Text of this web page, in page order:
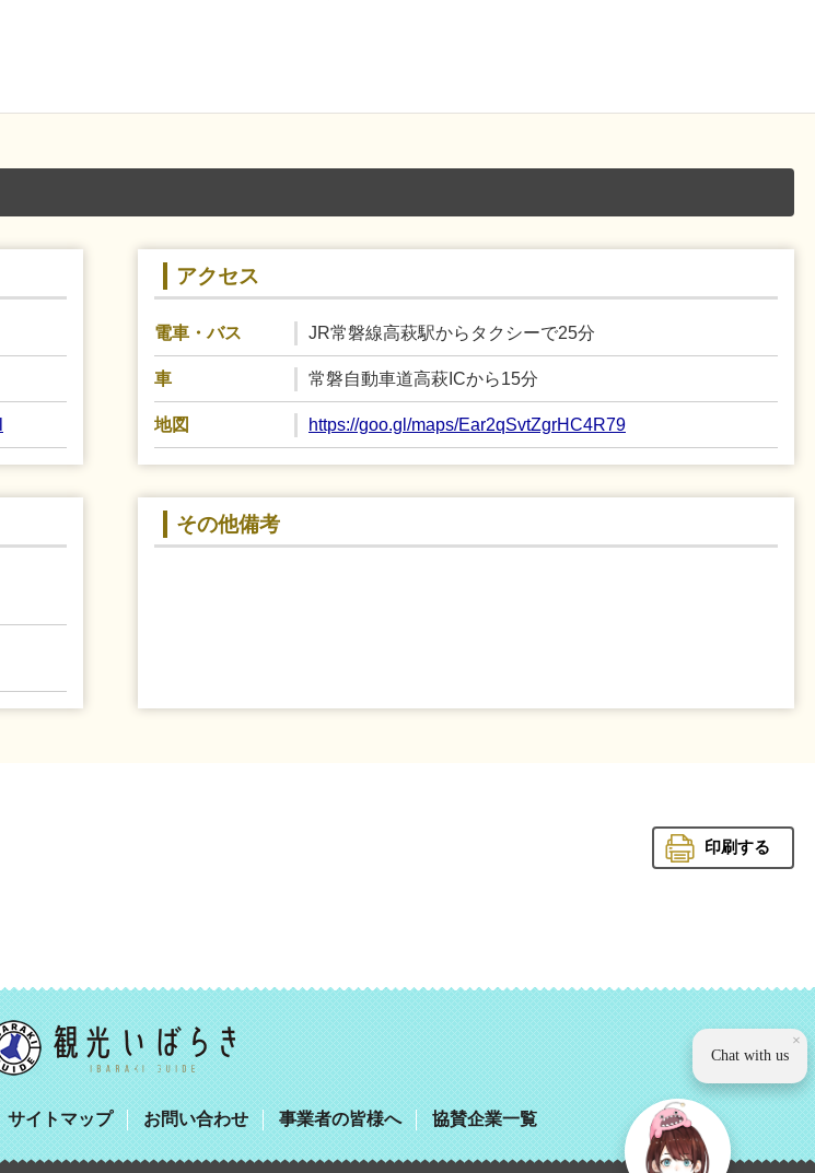
アクセス
電車・バス JR常磐線高萩駅からタクシーで25分
車 常磐自動車道高萩ICから15分
地図 https://goo.gl/maps/Ear2qSvtZgrHC4R79
その他備考
印刷する
観光いば
サイトマップ お問い合わせ 事業者の皆様へ 協賛企業一覧
×
Chat with us